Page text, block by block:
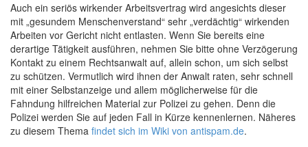
Auch ein seriös wirkender Arbeitsvertrag wird angesichts dieser
mit „gesundem Menschenverstand“ sehr „verdächtig“ wirkenden
Arbeiten vor Gericht nicht entlasten. Wenn Sie bereits eine
derartige Tätigkeit ausführen, nehmen Sie bitte ohne Verzögerung
Kontakt zu einem Rechtsanwalt auf, allein schon, um sich selbst
zu schützen. Vermutlich wird ihnen der Anwalt raten, sehr schnell
mit einer Selbstanzeige und allem möglicherweise für die
Fahndung hilfreichen Material zur Polizei zu gehen. Denn die
Polizei werden Sie auf jeden Fall in Kürze kennenlernen. Näheres
zu diesem Thema findet sich im Wiki von antispam.de.